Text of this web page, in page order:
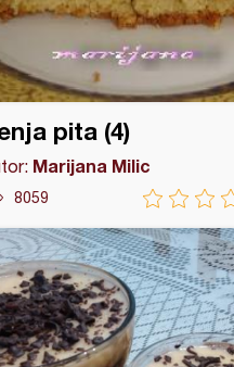
pita (4)
Marijana Milic
8059